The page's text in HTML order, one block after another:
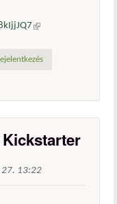
(külső
13:22